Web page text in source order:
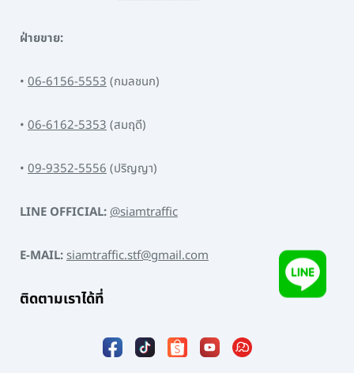
ฝ่ายขาย:
• 06-6156-5553(กมลชนก)
• 06-6162-5353(สมฤดี)
• 09-9352-5556(ปริญญา)
LINE OFFICIAL:@siamtraffic
E-MAIL:siamtraffic.stf@gmail.com
ติดตามเราได้ที่